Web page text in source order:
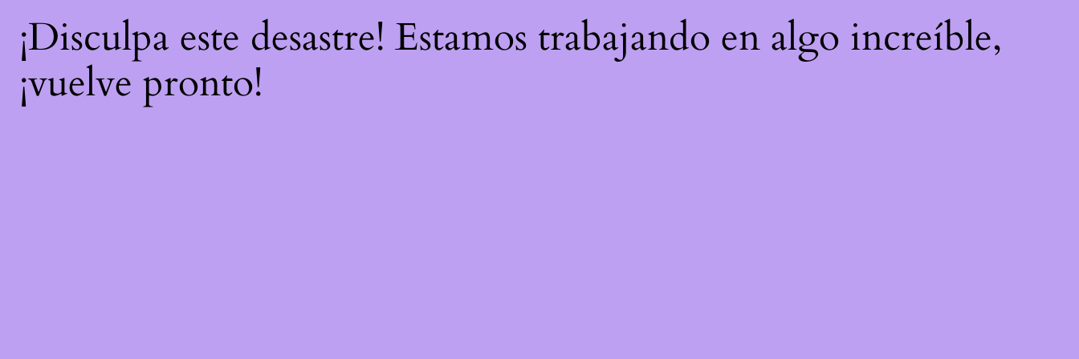
¡Disculpa este desastre! Estamos trabajando en algo increíble,
¡vuelve pronto!